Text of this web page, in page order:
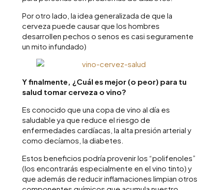
Por otro lado, la idea generalizada de que la
cerveza puede causar que los hombres
desarrollen pechos o senos es casi seguramente
un mito infundado)
Y finalmente, ¿Cuál es mejor (o peor) para tu
salud tomar cerveza o vino?
Es conocido que una copa de vino al día es
saludable ya que reduce el riesgo de
enfermedades cardíacas, la alta presión arterial y
como decíamos, la diabetes.
Estos beneficios podría provenir los “polifenoles”
(los encontrarás especialmente en el vino tinto) y
que además de reducir inflamaciones limpian otros